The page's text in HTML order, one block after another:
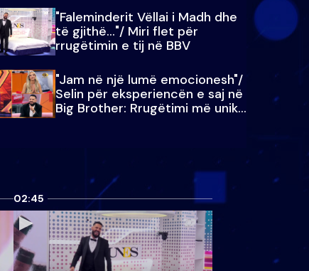
"Faleminderit Vëllai i Madh dhe
të gjithë…"/ Miri flet për
rrugëtimin e tij në BBV
"Jam në një lumë emocionesh"/
Selin për eksperiencën e saj në
Big Brother: Rrugëtimi më unik…
02:45